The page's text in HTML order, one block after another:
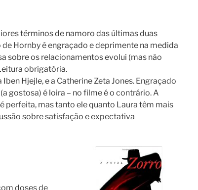
términos de namoro das últimas duas
Hornby é engraçado e deprimente na medida
sobre os relacionamentos evolui (mas não
obrigatória.
Hjejle, e a Catherine Zeta Jones. Engraçado
gostosa) é loira – no filme é o contrário. A
perfeita, mas tanto ele quanto Laura têm mais
sobre satisfação e expectativa
doses de